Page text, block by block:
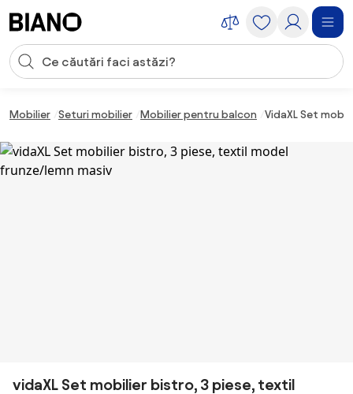
Introducerea căutării
Mobilier Seturi mobilier Mobilier pentru balcon VidaXL Set
vidaXL Set mobilier bistro, 3 piese, textil